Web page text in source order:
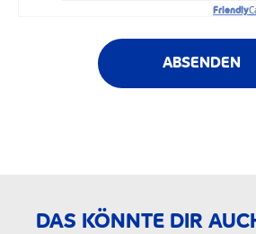
Friendly
ABSENDEN
DAS KÖNNTE DIR